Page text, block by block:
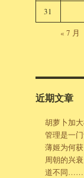
31
« 7 月
近期文章
胡萝卜加
管理是一
薄姬为何
周朝的兴
道不同……